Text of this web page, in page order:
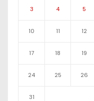
3 4 5
10 11 12
17 18 19
24 25 26
31